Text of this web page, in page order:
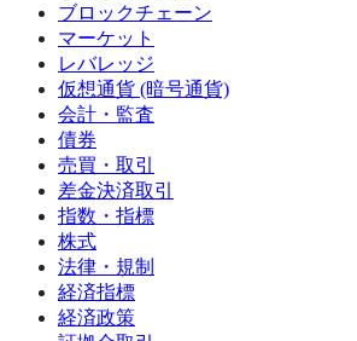
ブロックチェーン
マーケット
レバレッジ
仮想通貨 (暗号通貨)
会計・監査
債券
売買・取引
差金決済取引
指数・指標
株式
法律・規制
経済指標
経済政策